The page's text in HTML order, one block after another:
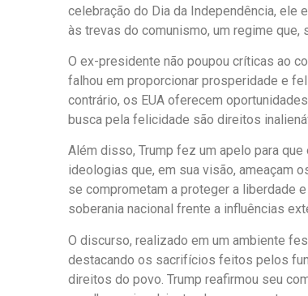
celebração do Dia da Independência, ele
às trevas do comunismo, um regime
O ex-presidente não poupou críticas ao
falhou em proporcionar prosperidade e
contrário, os EUA oferecem
busca pela felicidade são direitos
Além disso, Trump fez um apelo para
ideologias que, em sua visão, ameaçam
se comprometam a proteger a liberdade
soberania nacional frente a influências
O discurso, realizado em um ambiente
destacando os sacrifícios feitos pelos
direitos do povo. Trump reafirmou seu